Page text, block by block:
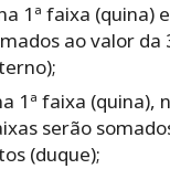
1ª faixa (quina)
ao valor
1ª faixa (quina),
serão
(duque);